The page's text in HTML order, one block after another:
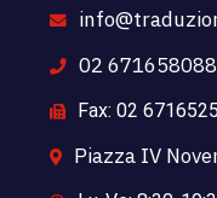
02 671658088
Fax: 02
Piazza IV